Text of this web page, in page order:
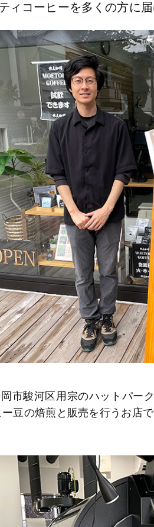
ィコーヒーを多くの方に
市駿河区用宗のハットパー
豆の焙煎と販売を行うお店